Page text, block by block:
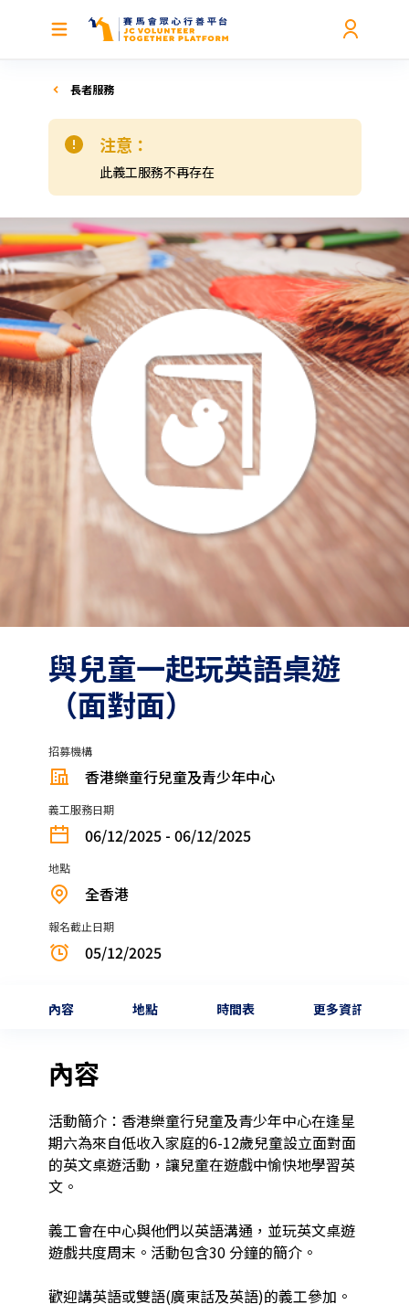
長者服務
注意：
此義工服務不再存在
與兒童一起玩英語桌遊
（面對面）
招募機構
香港樂童行兒童及青少年中心
義工服務日期
06/12/2025 - 06/12/2025
地點
全香港
報名截止日期
05/12/2025
內容 地點 時間表 更多資訊
內容
活動簡介：香港樂童行兒童及青少年中心在逢星
期六為來自低收入家庭的6-12歲兒童設立面對面
的英文桌遊活動，讓兒童在遊戲中愉快地學習英
文。
義工會在中心與他們以英語溝通，並玩英文桌遊
遊戲共度周末。活動包含30 分鐘的簡介。
歡迎講英語或雙語(廣東話及英語)的義工參加。